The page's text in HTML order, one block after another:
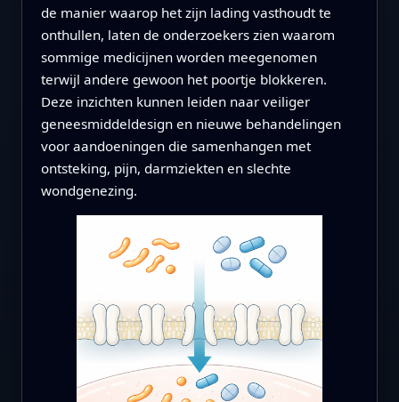
de manier waarop het zijn lading vasthoudt te
onthullen, laten de onderzoekers zien waarom
sommige medicijnen worden meegenomen
terwijl andere gewoon het poortje blokkeren.
Deze inzichten kunnen leiden naar veiliger
geneesmiddeldesign en nieuwe behandelingen
voor aandoeningen die samenhangen met
ontsteking, pijn, darmziekten en slechte
wondgenezing.